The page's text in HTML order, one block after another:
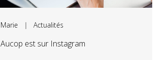
Marie | Actualités
Aucop est sur Instagram